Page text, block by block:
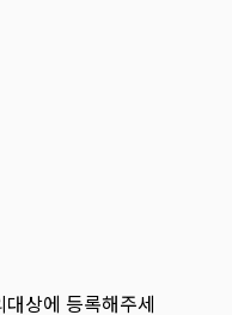
상에 등록해주세